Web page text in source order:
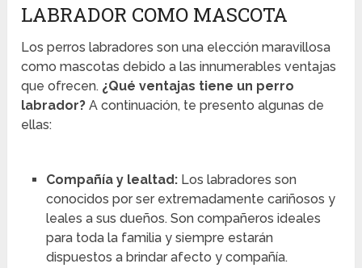
LABRADOR COMO MASCOTA
Los perros labradores son una elección maravillosa
como mascotas debido a las innumerables ventajas
que ofrecen. ¿Qué ventajas tiene un perro
labrador? A continuación, te presento algunas de
ellas:
Compañía y lealtad:Los labradores son
conocidos por ser extremadamente cariñosos y
leales a sus dueños. Son compañeros ideales
para toda la familia y siempre estarán
dispuestos a brindar afecto y compañía.